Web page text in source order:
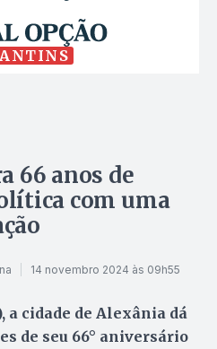
66 anos de
com uma
14 novembro 2024 às 09h55
a cidade de Alexânia dá
de seu 66° aniversário